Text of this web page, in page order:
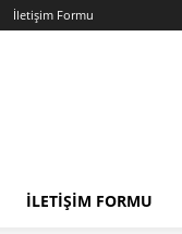
İletişim Formu
İLETIŞIM FORMU